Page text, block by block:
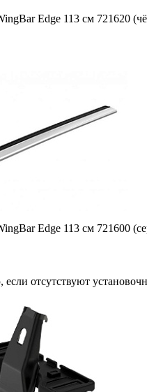
Edge 113 см 721620
Edge 113 см 721600
если отсутствуют